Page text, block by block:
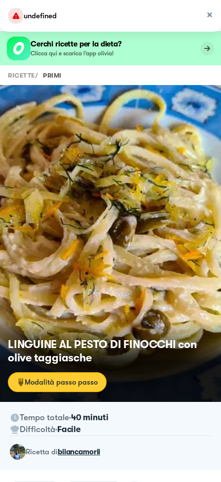
undefined
Cerchi ricette per la dieta?
Clicca qui e scarica l’app olivia!
RICETTE/ PRIMI
LINGUINE AL PESTO DI FINOCCHI con
olive taggiasche
Modalità passo passo
Tempo totale 40 minuti
Difficoltà Facile
ricetta dibiiancamorii